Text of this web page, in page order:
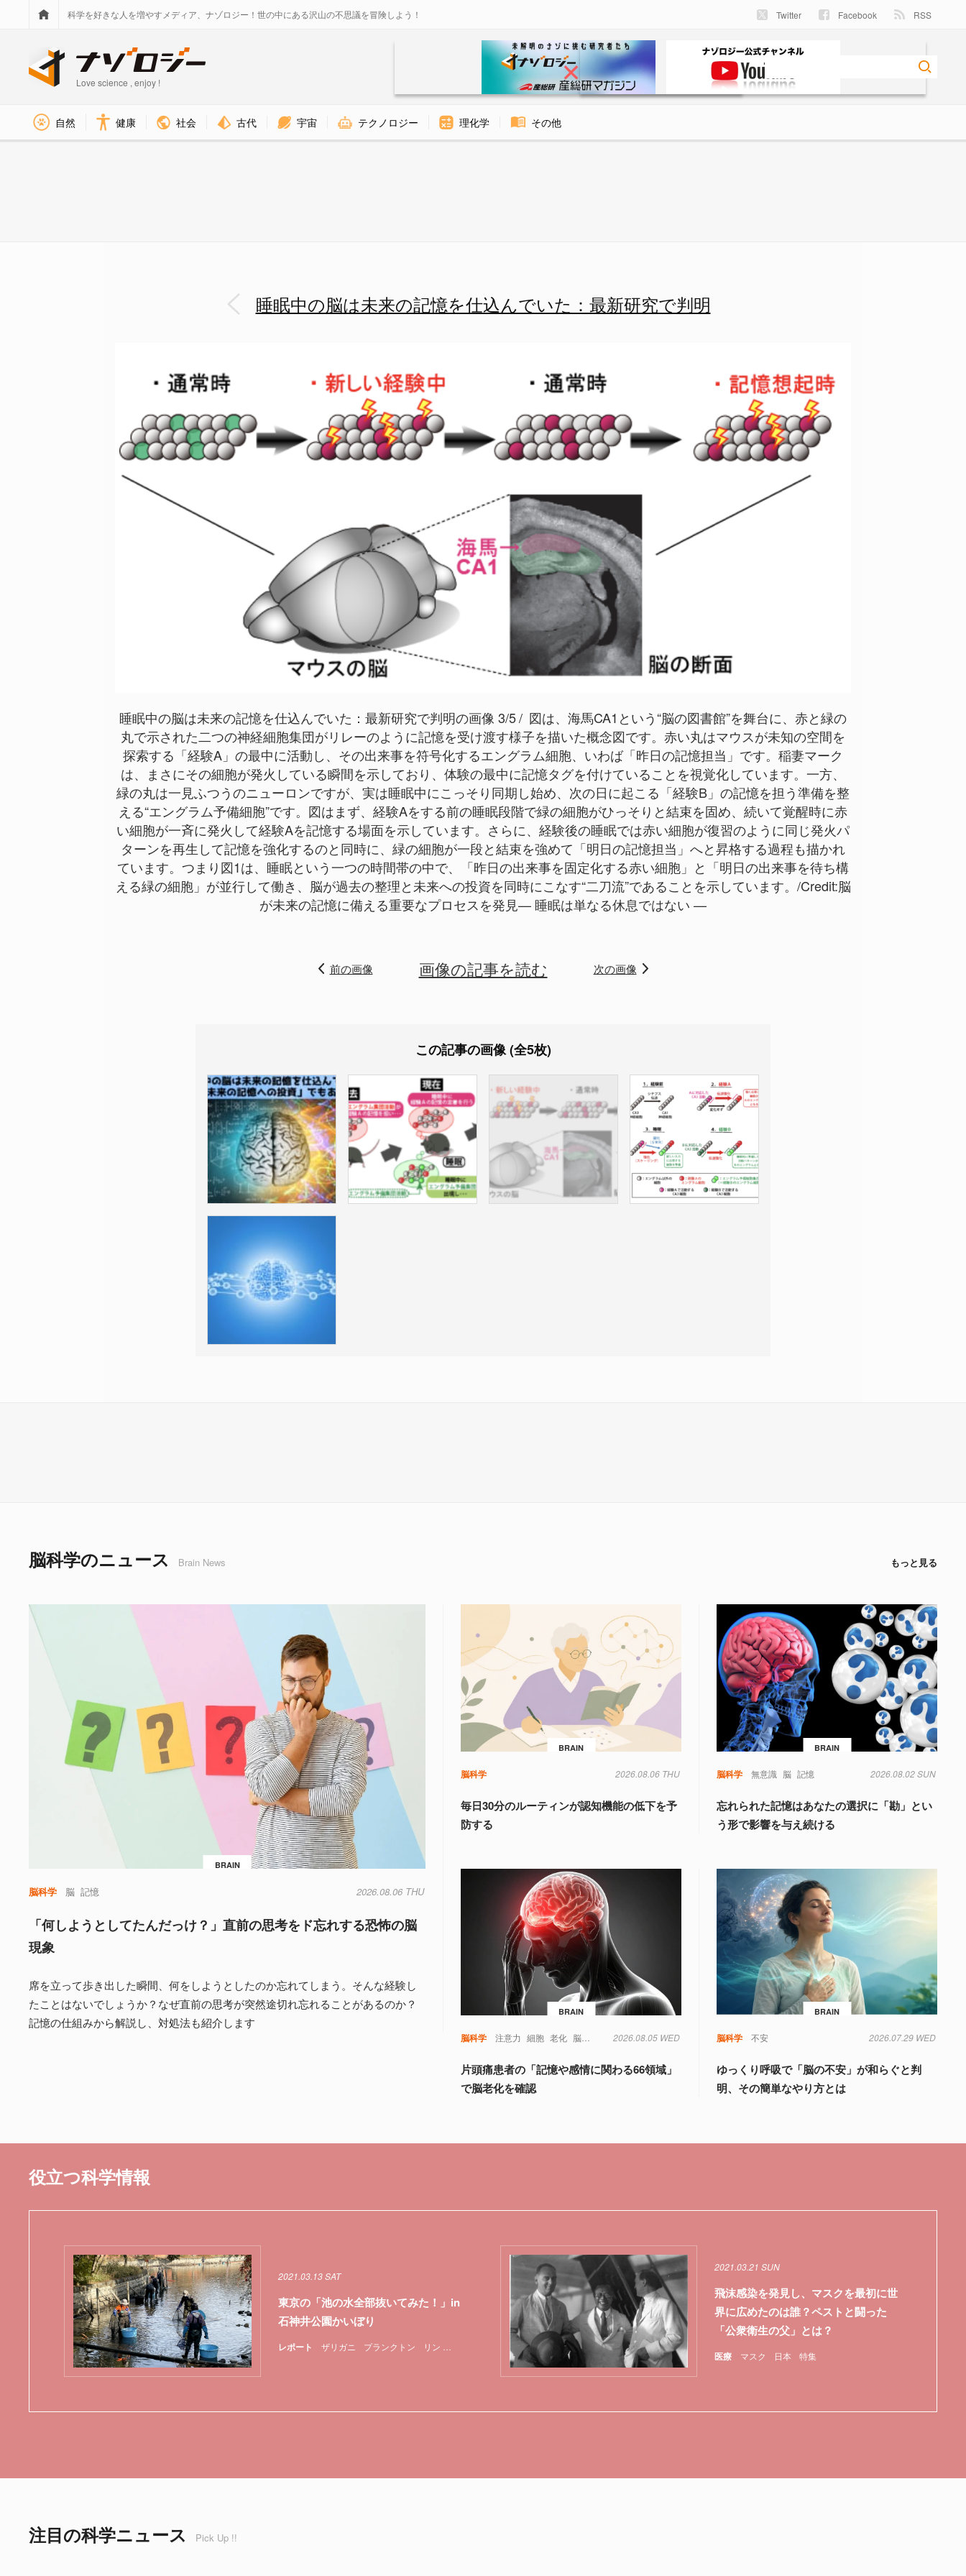
科学を好きな人を増やすメディア、ナゾロジー！世の中にある沢山の不思議を冒険しよう！ Twitter Facebook RSS
Love science , enjoy !
自然 健康 社会 古代 宇宙 テクノロジー 理化学 その他
睡眠中の脳は未来の記憶を仕込んでいた：最新研究で判明
睡眠中の脳は未来の記憶を仕込んでいた：最新研究で判明の画像 3/5
図は、海馬CA1という“脳の図書館”を舞台に、赤と緑の
丸で示された二つの神経細胞集団がリレーのように記憶を受け渡す様子を描いた概念図です。赤い丸はマウスが未知の空間を
探索する「経験A」の最中に活動し、その出来事を符号化するエングラム細胞、いわば「昨日の記憶担当」です。稲妻マーク
は、まさにその細胞が発火している瞬間を示しており、体験の最中に記憶タグを付けていることを視覚化しています。一方、
緑の丸は一見ふつうのニューロンですが、実は睡眠中にこっそり同期し始め、次の日に起こる「経験B」の記憶を担う準備を整
える“エングラム予備細胞”です。図はまず、経験Aをする前の睡眠段階で緑の細胞がひっそりと結束を固め、続いて覚醒時に赤
い細胞が一斉に発火して経験Aを記憶する場面を示しています。さらに、経験後の睡眠では赤い細胞が復習のように同じ発火パ
ターンを再生して記憶を強化するのと同時に、緑の細胞が一段と結束を強めて「明日の記憶担当」へと昇格する過程も描かれ
ています。つまり図1は、睡眠という一つの時間帯の中で、「昨日の出来事を固定化する赤い細胞」と「明日の出来事を待ち構
える緑の細胞」が並行して働き、脳が過去の整理と未来への投資を同時にこなす“二刀流”であることを示しています。/Credit:脳
が未来の記憶に備える重要なプロセスを発見— 睡眠は単なる休息ではない —
前の画像 画像の記事を読む 次の画像
この記事の画像 (全5枚)
脳科学のニュース Brain News もっと見る
BRAIN
脳科学 脳 記憶 2026.08.06 THU
「何しようとしてたんだっけ？」直前の思考をド忘れする恐怖の脳
現象
席を立って歩き出した瞬間、何をしようとしたのか忘れてしまう。そんな経験し
たことはないでしょうか？なぜ直前の思考が突然途切れ忘れることがあるのか？
記憶の仕組みから解説し、対処法も紹介します
BRAIN
脳科学 2026.08.06 THU
毎日30分のルーティンが認知機能の低下を予
防する
BRAIN
脳科学 無意識 脳 記憶 2026.08.02 SUN
忘れられた記憶はあなたの選択に「勘」とい
う形で影響を与え続ける
BRAIN
脳科学 注意力 細胞 老化 脳 記憶 認知
2026.08.05 WED
片頭痛患者の「記憶や感情に関わる66領域」
で脳老化を確認
BRAIN
脳科学 不安 2026.07.29 WED
ゆっくり呼吸で「脳の不安」が和らぐと判
明、その簡単なやり方とは
役立つ科学情報
レポート ザリガニ プランクトン リン 新型コロナウイルス 日本 特集 生態系 菌
2021.03.13 SAT
東京の「池の水全部抜いてみた！」in
石神井公園かいぼり
医療 マスク 日本 特集
2021.03.21 SUN
飛沫感染を発見し、マスクを最初に世
界に広めたのは誰？ペストと闘った
「公衆衛生の父」とは？
注目の科学ニュース Pick Up !!